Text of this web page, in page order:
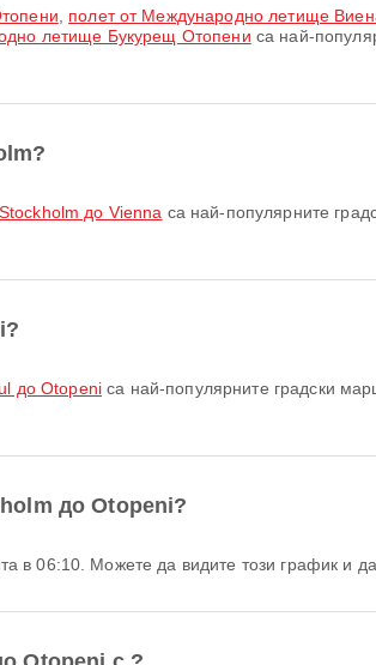
полет от Международно летище
летище Букурещ Отопени са най-
до Vienna са най-популярните
до Otopeni са най-популярните градски
до Otopeni?
в 06:10. Можете да видите този график и